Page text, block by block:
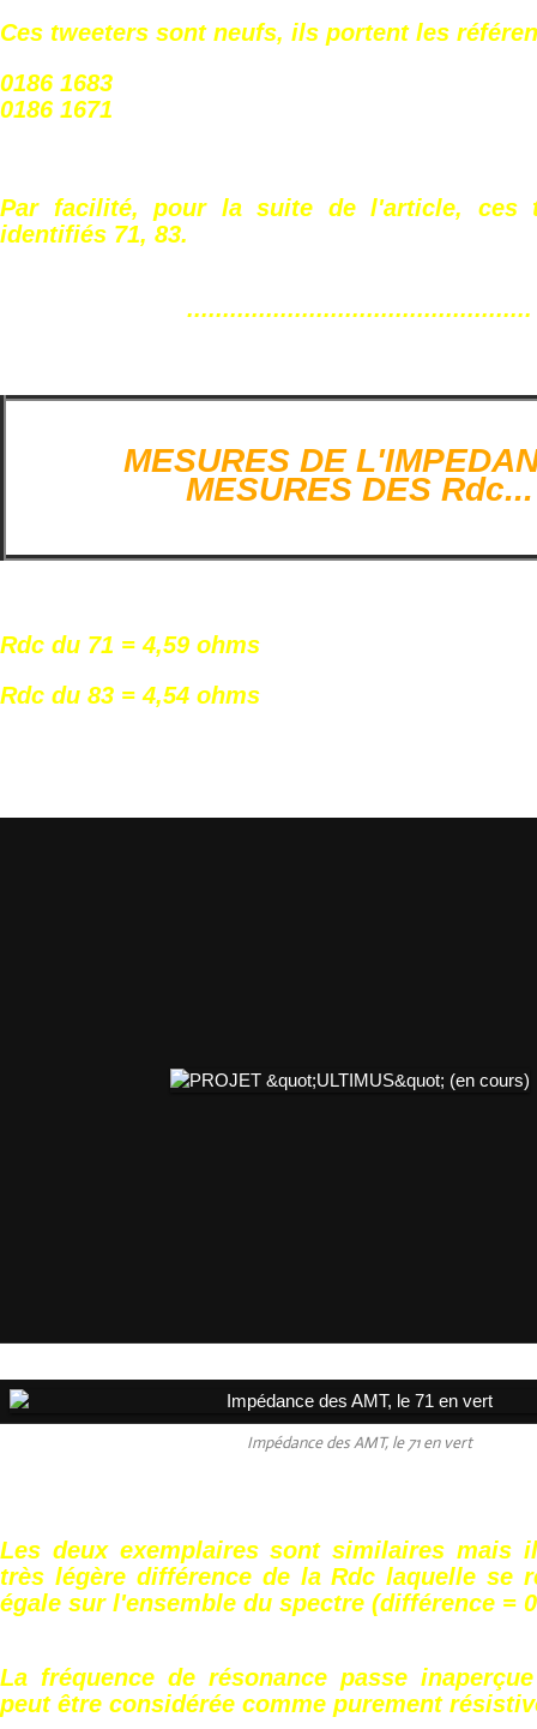
Ces tweeters sont neufs, ils portentles
0186 1683
0186 1671
Par facilité, pour la suite de l'article, ces
identifiés 71, 83.
................................................
MESURES DE
MESURES DES Rdc...
Rdc du 71 = 4,59 ohms
Rdc du 83 = 4,54 ohms
Impédance des AMT, le 71 en vert
Les deux exemplaires sont similaires mais
très légère différence de la Rdc laquelle se
égale sur l'ensemble du spectre (différence =
La fréquence de résonance passe
peut être considérée comme purement